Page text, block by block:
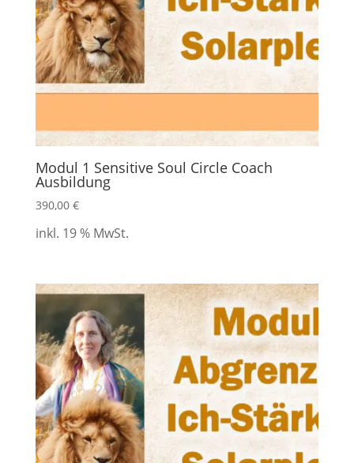
Modul 1 Sensitive Soul Circle Coach
Ausbildung
390,00 €
inkl. 19 % MwSt.